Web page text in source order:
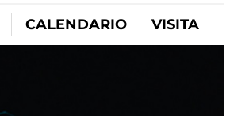
CALENDARIO VISITA